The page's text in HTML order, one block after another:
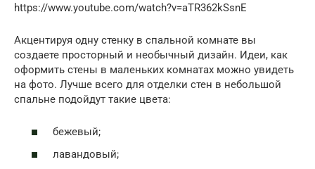
https://www.youtube.com/watch?v=aTR362kSsnE
Акцентируя одну стенку в спальной комнате вы
создаете просторный и необычный дизайн. Идеи, как
оформить стены в маленьких комнатах можно увидеть
на фото. Лучше всего для отделки стен в небольшой
спальне подойдут такие цвета:
бежевый;
лавандовый;